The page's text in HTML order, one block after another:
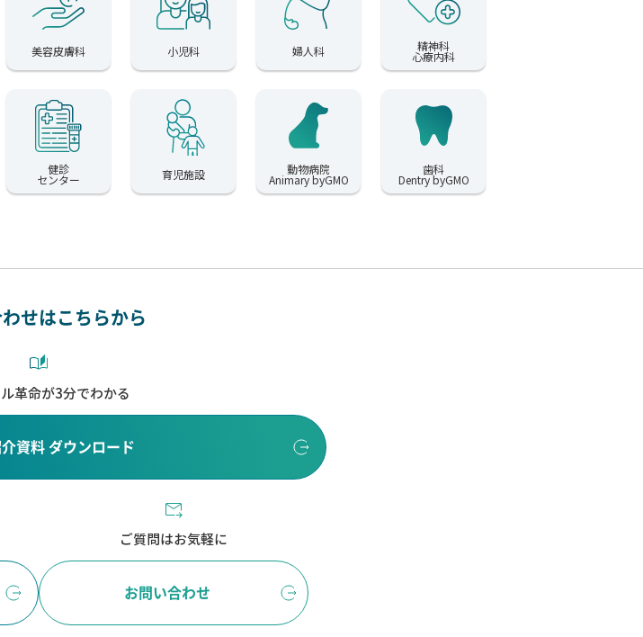
美容皮膚科 小児科 婦人科 精神科
心療内科
健診
センター 育児施設 動物病院
Animary byGMO
歯科
Dentry byGMO
せはこちらから
革命が3分でわかる
資料 ダウンロード
ご質問はお気軽に
お問い合わせ